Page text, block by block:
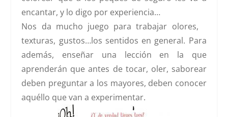
encantar, y lo digo por experiencia…
Nos da mucho juego para trabajar olores,
texturas, gustos…los sentidos en general. Para
además, enseñar una lección en la que
aprenderán que antes de tocar, oler, saborear
deben preguntar a los mayores, deben conocer
aquéllo que van a experimentar.